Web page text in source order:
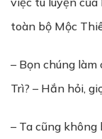
toàn bộ Mộc
– Bọn chúng
Trì? – Hắn hỏi,
– Ta cũng